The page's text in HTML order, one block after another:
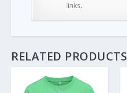
links.
RELATED PRODUCTS